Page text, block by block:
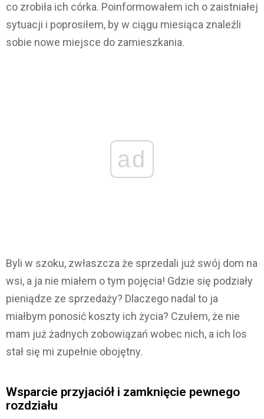
co zrobiła ich córka. Poinformowałem ich o zaistniałej
sytuacji i poprosiłem, by w ciągu miesiąca znaleźli
sobie nowe miejsce do zamieszkania.
ad
Byli w szoku, zwłaszcza że sprzedali już swój dom na
wsi, a ja nie miałem o tym pojęcia! Gdzie się podziały
pieniądze ze sprzedaży? Dlaczego nadal to ja
miałbym ponosić koszty ich życia? Czułem, że nie
mam już żadnych zobowiązań wobec nich, a ich los
stał się mi zupełnie obojętny.
Wsparcie przyjaciół i zamknięcie pewnego
rozdziału